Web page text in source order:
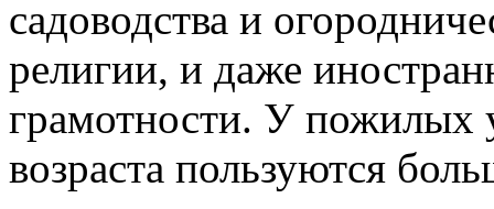
садоводства и
религии, и даже
грамотности. У пожилых
возраста пользуются